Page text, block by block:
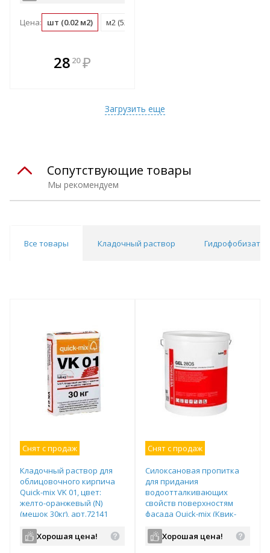
Цена: шт (0.02 м2) м2 (52 шт)
28 20 ₽
Загрузить еще
Мы рекомендуем
Сопутствующие товары
Все товары Кладочный раствор
Снят с продаж
Кладочный раствор для
облицовочного кирпича
Quick-mix VK 01, цвет:
желто-оранжевый (N)
(мешок 30кг), арт.72141
Хорошая цена!
Снят с продаж
Силоксановая пропитка
для придания
водоотталкивающих
свойств поверхностям
фасада Quick-mix (Квик-
цвет: - (ведро 5кг),
арт.72014
Хорошая цена!